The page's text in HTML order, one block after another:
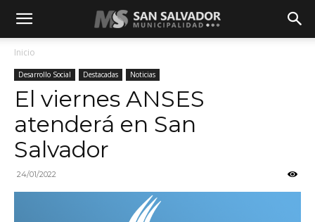
Inicio
Desarrollo Social Destacadas Noticias
El viernes ANSES
atenderá en San
Salvador
24/01/2022